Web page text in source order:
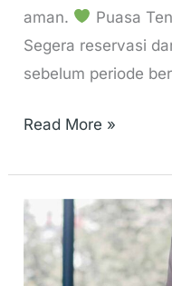
aman.
Puasa
Segera reservasi
sebelum periode
Read More »
Cara
Menjaga
Daya